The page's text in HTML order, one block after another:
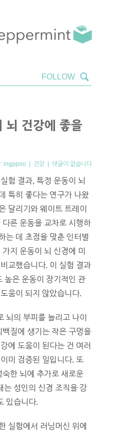
뇌 건강에 좋을
ingppoo | 건강 | 댓글이 없습니다
험 결과, 특정 운동이 뇌
특히 좋다는 연구가 나왔
달리기와 웨이트 트레이
다른 운동을 교차로 시행하
는 데 초점을 맞춘 인터벌
지 운동이 뇌 신경에 미
교했습니다. 이 실험 결과
높은 운동이 장기적인 관
움이 되지 않았습니다.
뇌의 부피를 늘리고 나이
백질에 생기는 작은 구멍을
에 도움이 된다는 건 여러
미 검증된 일입니다. 또
한 뇌에 추가로 새로운
는 성인의 신경 조직을 강
있습니다.
실험에서 러닝머신 위에